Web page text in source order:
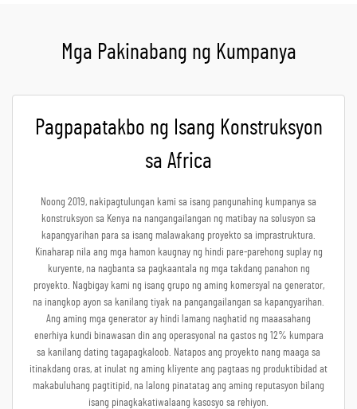
Mga Pakinabang ng Kumpanya
Pagpapatakbo ng Isang Konstruksyon
sa Africa
Noong 2019, nakipagtulungan kami sa isang pangunahing kumpanya sa
konstruksyon sa Kenya na nangangailangan ng matibay na solusyon sa
kapangyarihan para sa isang malawakang proyekto sa imprastruktura.
Kinaharap nila ang mga hamon kaugnay ng hindi pare-parehong suplay ng
kuryente, na nagbanta sa pagkaantala ng mga takdang panahon ng
proyekto. Nagbigay kami ng isang grupo ng aming komersyal na generator,
na inangkop ayon sa kanilang tiyak na pangangailangan sa kapangyarihan.
Ang aming mga generator ay hindi lamang naghatid ng maaasahang
enerhiya kundi binawasan din ang operasyonal na gastos ng 12% kumpara
sa kanilang dating tagapagkaloob. Natapos ang proyekto nang maaga sa
itinakdang oras, at inulat ng aming kliyente ang pagtaas ng produktibidad at
makabuluhang pagtitipid, na lalong pinatatag ang aming reputasyon bilang
isang pinagkakatiwalaang kasosyo sa rehiyon.